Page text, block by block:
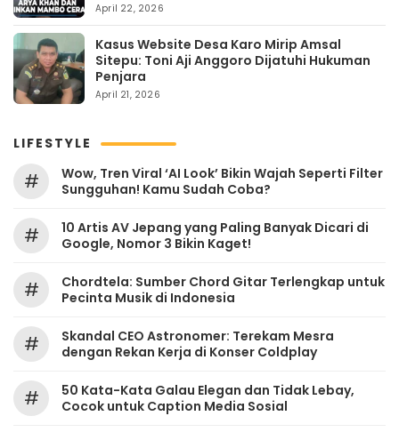
April 22, 2026
Kasus Website Desa Karo Mirip Amsal
Sitepu: Toni Aji Anggoro Dijatuhi Hukuman
Penjara
April 21, 2026
LIFESTYLE
#
Wow, Tren Viral ‘AI Look’ Bikin Wajah Seperti Filter
Sungguhan! Kamu Sudah Coba?
#
10 Artis AV Jepang yang Paling Banyak Dicari di
Google, Nomor 3 Bikin Kaget!
#
Chordtela: Sumber Chord Gitar Terlengkap untuk
Pecinta Musik di Indonesia
#
Skandal CEO Astronomer: Terekam Mesra
dengan Rekan Kerja di Konser Coldplay
#
50 Kata-Kata Galau Elegan dan Tidak Lebay,
Cocok untuk Caption Media Sosial